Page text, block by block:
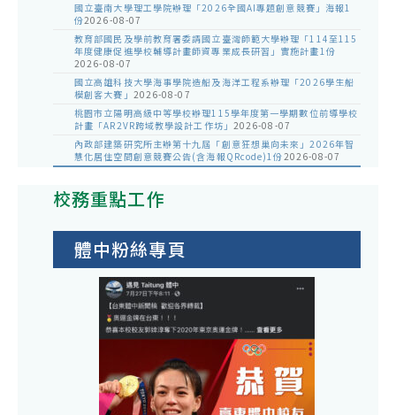
國立臺南大學理工學院辦理「2026全國AI專題創意競賽」海報1
份2026-08-07
教育部國民及學前教育署委請國立臺灣師範大學辦理「114至115
年度健康促進學校輔導計畫師資專業成長研習」實施計畫1份
2026-08-07
國立高雄科技大學海事學院造船及海洋工程系辦理「2026學生船
模創客大賽」 2026-08-07
桃園市立陽明高級中等學校辦理115學年度第一學期數位前導學校
計畫「AR2VR跨域教學設計工作坊」 2026-08-07
內政部建築研究所主辦第十九屆「創意狂想巢向未來」2026年智
慧化居住空間創意競賽公告(含海報QRcode)1份2026-08-07
校務重點工作
體中粉絲專頁